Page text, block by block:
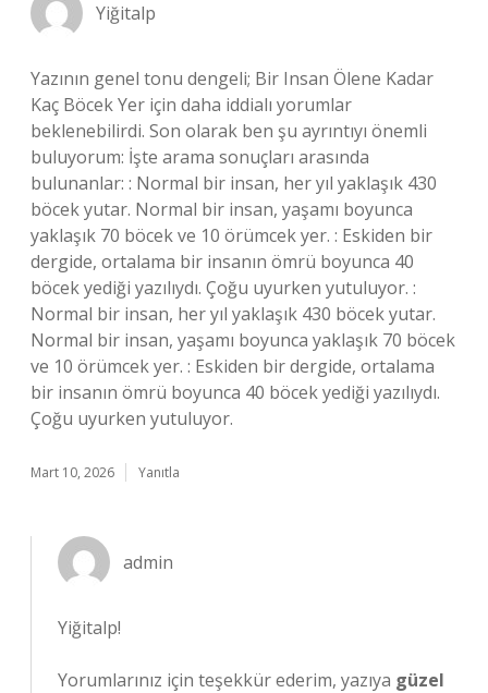
Yiğitalp
Yazının genel tonu dengeli; Bir Insan Ölene Kadar
Kaç Böcek Yer için daha iddialı yorumlar
beklenebilirdi. Son olarak ben şu ayrıntıyı önemli
buluyorum: İşte arama sonuçları arasında
bulunanlar: : Normal bir insan, her yıl yaklaşık 430
böcek yutar. Normal bir insan, yaşamı boyunca
yaklaşık 70 böcek ve 10 örümcek yer. : Eskiden bir
dergide, ortalama bir insanın ömrü boyunca 40
böcek yediği yazılıydı. Çoğu uyurken yutuluyor. :
Normal bir insan, her yıl yaklaşık 430 böcek yutar.
Normal bir insan, yaşamı boyunca yaklaşık 70 böcek
ve 10 örümcek yer. : Eskiden bir dergide, ortalama
bir insanın ömrü boyunca 40 böcek yediği yazılıydı.
Çoğu uyurken yutuluyor.
Mart 10, 2026 Yanıtla
admin
Yiğitalp!
Yorumlarınız için teşekkür ederim, yazıya güzel